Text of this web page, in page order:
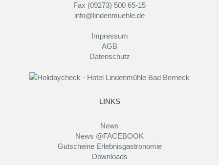
Fax (09273) 500 65-15
info@lindenmuehle.de
Impressum
AGB
Datenschutz
LINKS
News
News @FACEBOOK
Gutscheine Erlebnisgastronomie
Downloads